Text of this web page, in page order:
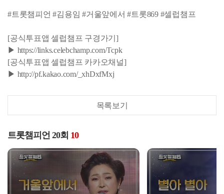
#트롯챔피언 #김용임 #거울앞에서 #트롯869 #셀럽챔프
[공식투표앱 셀럽챔프 구경가기]
▶ https://links.celebchamp.com/Tcpk
[공식투표앱 셀럽챔프 카카오채널]
▶ http://pf.kakao.com/_xhDxfMxj
목록보기
트롯챔피언 20회 10